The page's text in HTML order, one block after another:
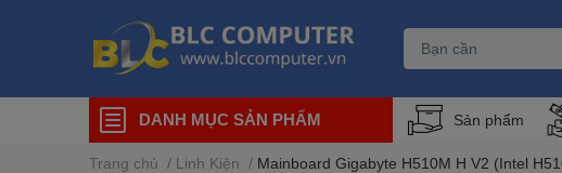
DANH MỤC SẢN PHẨM Sản phẩm
Trang chủ / Linh Kiện / Mainboard Gigabyte H510M H V2 (Intel